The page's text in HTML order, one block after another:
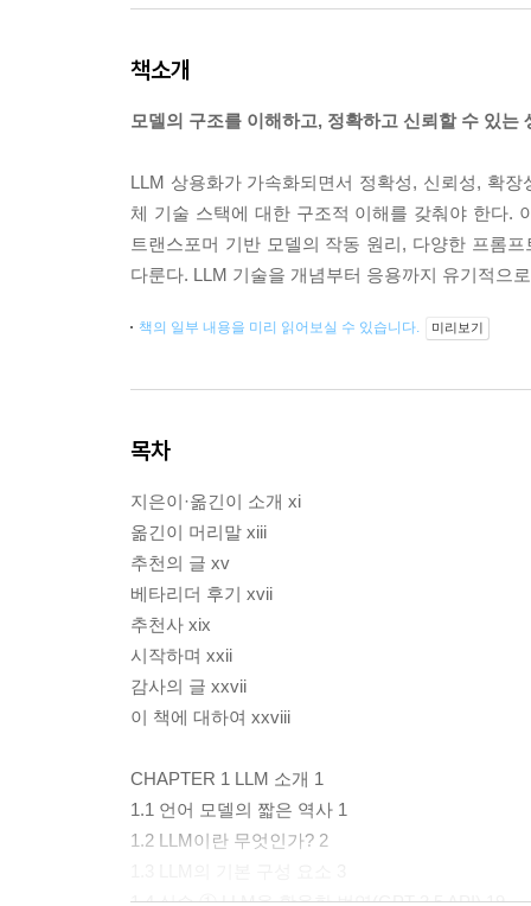
책소개
모델의 구조를 이해하고, 정확하고 신뢰할 수 있는
LLM 상용화가 가속화되면서 정확성, 신뢰성, 확
체 기술 스택에 대한 구조적 이해를 갖춰야 한다.
트랜스포머 기반 모델의 작동 원리, 다양한 프롬
다룬다. LLM 기술을 개념부터 응용까지 유기적으
책의 일부 내용을 미리 읽어보실 수 있습니다. 미리보기
목차
지은이·옮긴이 소개 xi
옮긴이 머리말 xiii
추천의 글 xv
베타리더 후기 xvii
추천사 xix
시작하며 xxii
감사의 글 xxvii
이 책에 대하여 xxviii
CHAPTER 1 LLM 소개 1
1.1 언어 모델의 짧은 역사 1
1.2 LLM이란 무엇인가? 2
1.4 실습 ① LLM을 활용한 번역(GPT-3.5 API) 19